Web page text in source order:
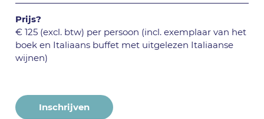
Prijs?
€ 125 (excl. btw) per persoon (incl. exemplaar van het
boek en Italiaans buffet met uitgelezen Italiaanse
wijnen)
Inschrijven